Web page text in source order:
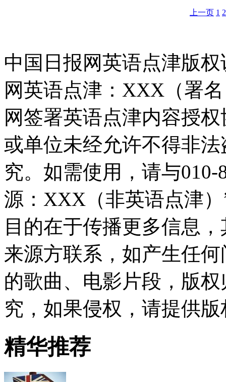
上一页 1 2
中国日报网英语点津版
网英语点津：XXX（署
网签署英语点津内容授
或单位未经允许不得非
究。如需使用，请与010-
源：XXX（非英语点津
目的在于传播更多信息
来源方联系，如产生任
的歌曲、电影片段，版
究，如果侵权，请提供
精华推荐